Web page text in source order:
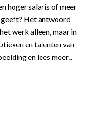
hoger salaris of meer
Het antwoord
werk alleen, maar in
en talenten van
en lees meer...